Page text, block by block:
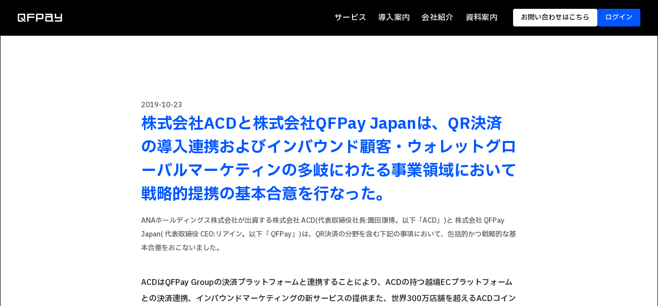
サービス 導入案内 会社紹介 資料案内 お問い合わせはこちら ログイン
2019-10-23
株式会社ACDと株式会社QFPay Japanは、QR決済
の導入連携およびインバウンド顧客・ウォレットグロ
ーバルマーケティンの多岐にわたる事業領域において
戦略的提携の基本合意を行なった。
ANAホールディングス株式会社が出資する株式会社 ACD(代表取締役社長:園田康博。以下「ACD」)と 株式会社 QFPay
Japan( 代表取締役 CEO:リアイン。以下「 QFPay」)は、QR決済の分野を含む下記の事項において、包括的かつ戦略的な基
本合意をおこないました。
ACDはQFPay Groupの決済プラットフォームと連携することにより、ACDの持つ越境ECプラットフォーム
との決済連携、インバウンドマーケティングの新サービスの提供また、世界300万店舗を超えるACDコイン